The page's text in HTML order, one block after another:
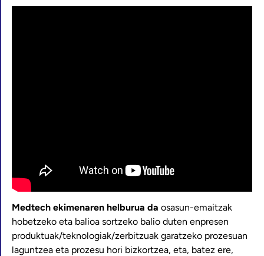
Medtech ekimenaren helburua da osasun-emaitzak
hobetzeko eta balioa sortzeko balio duten enpresen
produktuak/teknologiak/zerbitzuak garatzeko prozesuan
laguntzea eta prozesu hori bizkortzea, eta, batez ere,